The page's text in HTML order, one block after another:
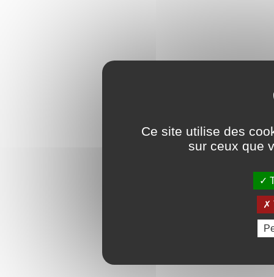
Ce site utilise des
sur ceux que